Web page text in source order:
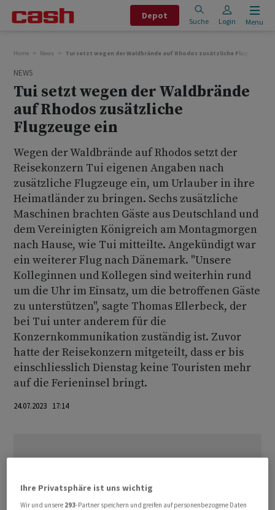
Depot
Suche Login Menu
Home News Tui setzt wegen der Waldbrände auf Rhodos zusätzliche Flugzeuge
NEWS
Tui setzt wegen der Waldbrände
auf Rhodos zusätzliche
Flugzeuge ein
Wegen der Waldbrände auf Rhodos setzt der
Reisekonzern Tui eigenen Angaben nach
zusätzliche Flugzeuge ein, um Urlauber in ihre
Heimatländer zu bringen. Sechs zusätzliche
Maschinen brachten Gäste aus Deutschland und
dem Vereinigten Königreich am Montagmorgen
nach Hause, wie Tui mitteilte. Angekündigt war
ein weiterer Flug nach Dänemark. "Unsere
Kolleginnen und Kollegen sind weiterhin rund
um die Uhr im Einsatz, um die betroffenen Gäste
zu unterstützen", sagte Thomas Ellerbeck, der
bei Tui unter anderem für die
Konzernkommunikation zuständig ist. Zuvor
hatte der Reisekonzern mitgeteilt, dass er bis
einschliesslich Dienstag keine Touristen mehr
auf die Ferieninsel bringt.
24.07.2023 17:14
Ihre Privatsphäre ist uns wichtig
Wir und unsere 293-Partner speichern und greifen auf personenbezogene Daten